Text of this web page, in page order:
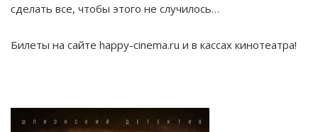
сделать все, чтобы этого не случилось…
Билеты на сайте happy-cinema.ru и в кассах кинотеатра!